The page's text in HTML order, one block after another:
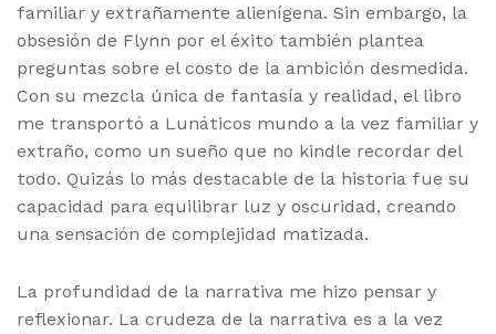
familiar y extrañamente alienígena. Sin embargo, la
obsesión de Flynn por el éxito también plantea
preguntas sobre el costo de la ambición desmedida.
Con su mezcla única de fantasía y realidad, el libro
me transportó a Lunáticos mundo a la vez familiar y
extraño, como un sueño que no kindle recordar del
todo. Quizás lo más destacable de la historia fue su
capacidad para equilibrar luz y oscuridad, creando
una sensación de complejidad matizada.
La profundidad de la narrativa me hizo pensar y
reflexionar. La crudeza de la narrativa es a la vez